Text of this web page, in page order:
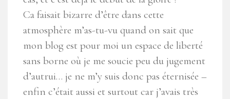
Ca faisait bizarre d’être dans cette
atmosphère m’as-tu-vu quand on sait que
mon blog est pour moi un espace de liberté
sans borne où je me soucie peu du jugement
d’autrui… je ne m’y suis donc pas éternisée –
enfin c’était aussi et surtout car j’avais très